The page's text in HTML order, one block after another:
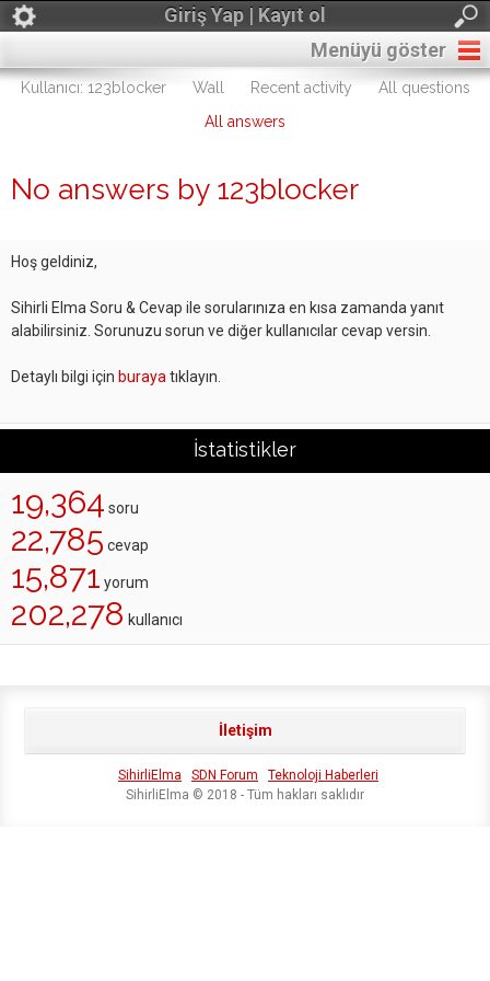
Giriş Yap | Kayıt ol
Menüyü göster
Kullanıcı: 123blocker Wall Recent activity
All questions
All answers
No answers by 123blocker
Hoş geldiniz,
Sihirli Elma Soru & Cevap ile sorularınıza en kısa zamanda yanıt
alabilirsiniz. Sorunuzu sorun ve diğer kullanıcılar cevap versin.
Detaylı bilgi için buraya tıklayın.
İstatistikler
19,364 soru
22,785 cevap
15,871 yorum
202,278 kullanıcı
İletişim
SihirliElma SDN Forum
Teknoloji Haberleri
SihirliElma © 2018 - Tüm hakları saklıdır